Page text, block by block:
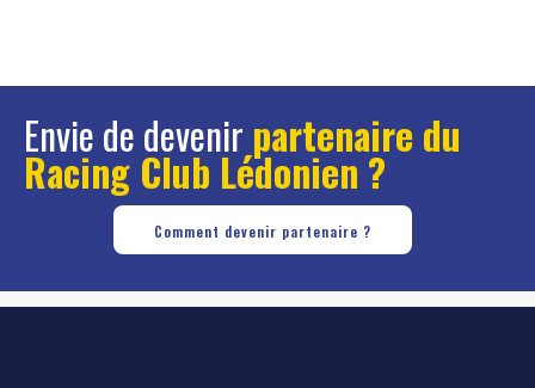
Envie de devenir partenaire du
Racing Club Lédonien ?
Comment devenir partenaire ?